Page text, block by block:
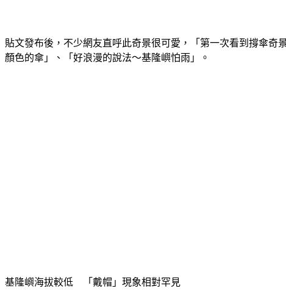
貼文發布後，不少網友直呼此奇景很可愛，「第一次看到撐傘
顏色的傘」、「好浪漫的說法～基隆嶼怕雨」。
基隆嶼海拔較低　「戴帽」現象相對罕見